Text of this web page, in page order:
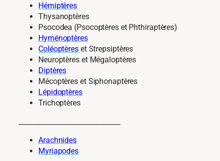
Hémiptères
Thysanoptères
Psocodea (Psocoptères et Phthiraptères)
Hyménoptères
Coléoptèreset Strepsiptères
Neuroptères et Mégaloptères
Diptères
Mécoptères et Siphonaptères
Lépidoptères
Trichoptères
Arachnides
Myriapodes